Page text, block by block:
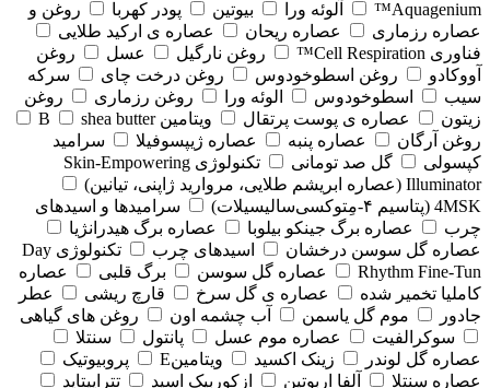
Aquagenium™
آلوئه ورا بیوتین پودر کهربا
روغن و
عصاره رزماری
عصاره ریحان
عصاره ی ارکید طلایی
فناوری Cell Respiration™
روغن نارگیل عسل
روغن
آووکادو
روغن اسطوخودوس روغن درخت چای
سرکه
سیب
اسطوخودوس الوئه ورا روغن رزماری
روغن
زیتون
عصاره ی پوست پرتقال ویتامین Bshea butter
روغن آرگان
عصاره پنبه عصاره ژیپسوفیلا
سرامید
کپسولی
گل صد تومانی
تکنولوژی Skin-Empowering
Illuminator (عصاره ابریشم طلایی، مروارید ژاپنی، تیانین)
4MSK (پتاسیم ۴‑مِتوکسی‌سالیسیلات)
سرامیدها و اسیدهای
چرب
عصاره برگ جینکو بیلوبا
عصاره برگ هیدرانژیا
عصاره گل سوسن درخشان
اسیدهای چرب
تکنولوژی Day
Rhythm Fine‑Tun
عصاره گل سوسن برگ قلبی
عصاره
کاملیا تخمیر شده
عصاره ی گل سرخ قارچ ریشی
عطر
جادور
موم گل یاسمن آب چشمه اون
روغن های گیاهی
سوکرالفیت
عصاره موم عسل پانتول
سنتلا
عصاره گل لوندر
زینک اکسید ویتامینE
پروبیوتیک
عصاره سنتلا
آلفا اربوتین ازکوربیک اسید تتراپپتاید